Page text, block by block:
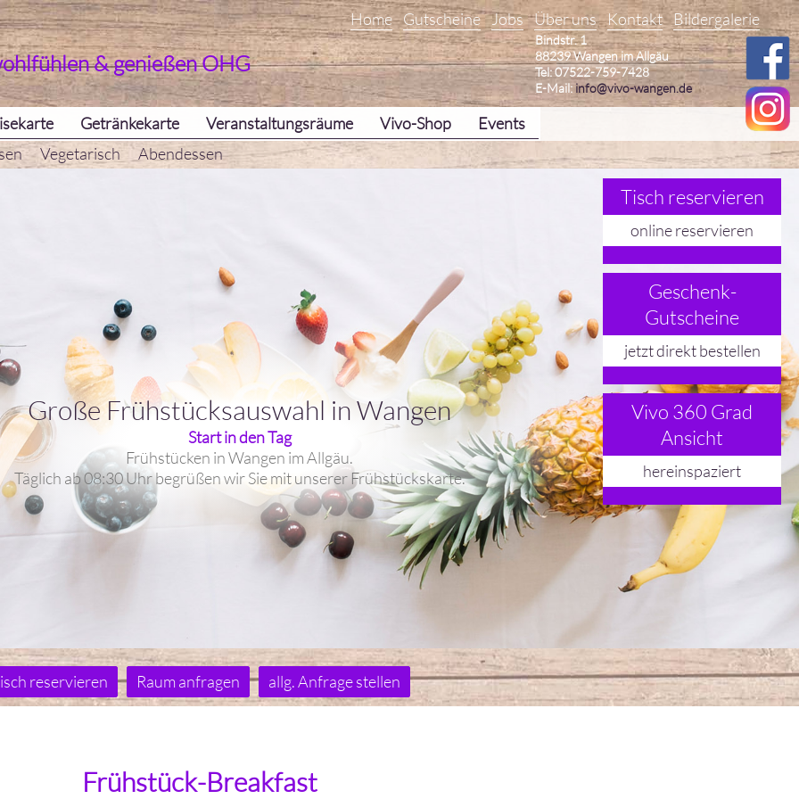
Bindstr. 1
88239 Wangen im Allgäu
Tel: 07522-759-7428
E-Mail: info@vivo-wangen.de
& genießen OHG
Getränkekarte Veranstaltungsräume Vivo-Shop Events
Home Gutscheine Jobs Über uns Kontakt Bildergalerie
Vegetarisch Abendessen
Tisch reservieren
online reservieren
Geschenk-
Gutscheine
jetzt direkt bestellen
Vivo 360 Grad
Ansicht
hereinspaziert
Große Frühstücksauswahl in Wangen
Start in den Tag
Frühstücken in Wangen im Allgäu.
Täglich ab 08:30 Uhr begrüßen wir Sie mit unserer Frühstückskarte.
reservieren Raum anfragen allg. Anfrage stellen
Frühstück-Breakfast